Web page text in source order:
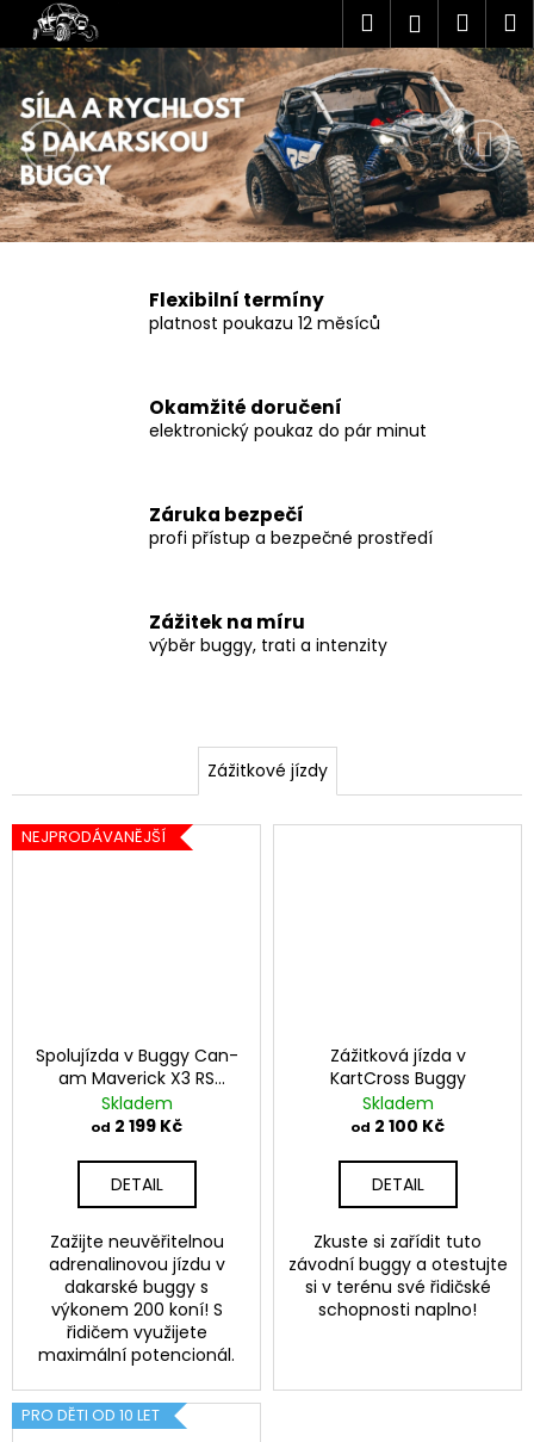
obsah
Hledat
košík
Předchozí
Flexibilní termíny
platnost poukazu 12 měsíců
Okamžité doručení
elektronický poukaz do pár minut
Záruka bezpečí
profi přístup a bezpečné prostředí
Zážitek na míru
výběr buggy, trati a intenzity
Zážitkové jízdy
NEJPRODÁVANĚJŠÍ
Spolujízda v Buggy Can-
am Maverick X3 RS
Turbo
Skladem
od 2 199 Kč
DETAIL
Zažijte neuvěřitelnou
adrenalinovou jízdu v
dakarské buggy s
výkonem 200 koní! S
řidičem využijete
maximální potencionál.
Zážitková jízda v
KartCross Buggy
Skladem
od 2 100 Kč
DETAIL
Zkuste si zařídit tuto
závodní buggy a otestujte
si v terénu své řidičské
schopnosti naplno!
PRO DĚTI OD 10 LET
o
š
í
k
Zpět
Zpět
C
o
p
o